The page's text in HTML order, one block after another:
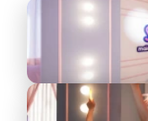
매장 찾기